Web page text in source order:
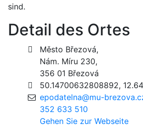
sind.
Detail des Ortes
Město Březová,
Nám. Míru 230,
356 01 Březová
50.14700632808892,
epodatelna@mu-
352 633 510
Gehen Sie zur Webseite